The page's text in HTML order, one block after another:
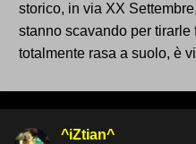
storico, in via XX
stanno scavando per
totalmente rasa a suolo, è
^iZtian^